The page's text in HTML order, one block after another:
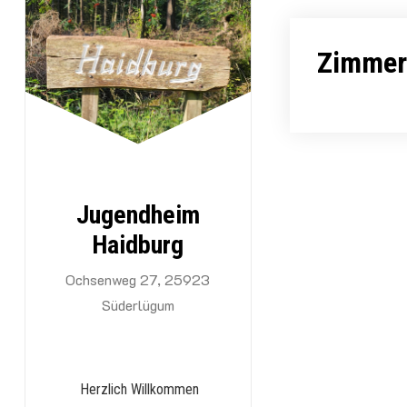
Zum
Inhalt
springen
Jugendheim
Haidburg
Ochsenweg 27, 25923
Süderlügum
Herzlich Willkommen